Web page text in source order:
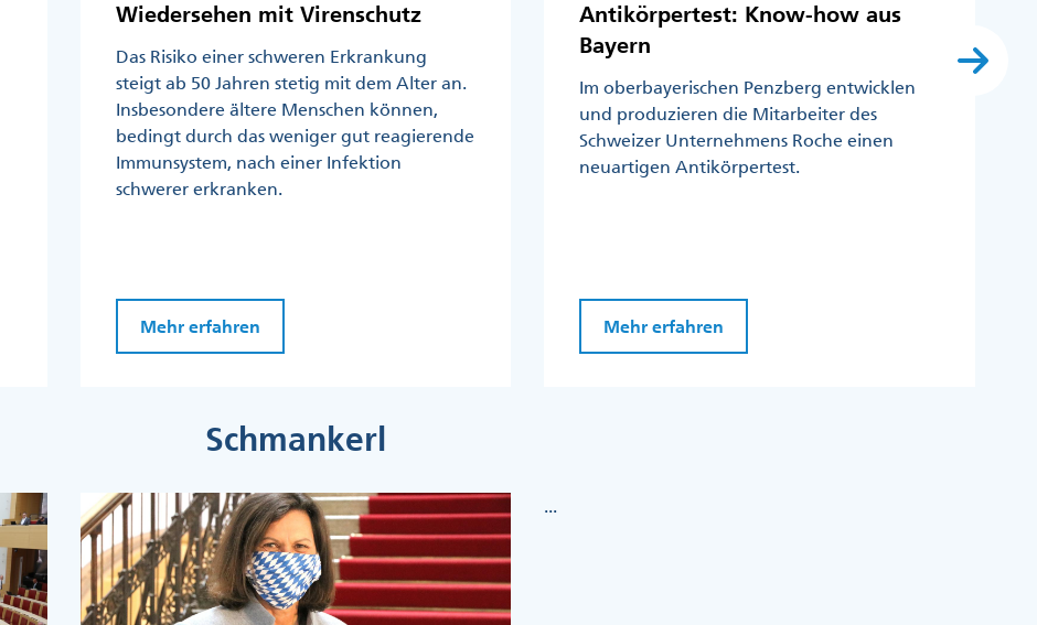
Wiedersehen mit Virenschutz
Das Risiko einer schweren Erkrankung
steigt ab 50 Jahren stetig mit dem Alter an.
Insbesondere ältere Menschen können,
bedingt durch das weniger gut reagierende
Immunsystem, nach einer Infektion
schwerer erkranken.
Mehr erfahren
Antikörpertest: Know-how aus
Bayern
Im oberbayerischen Penzberg entwicklen
und produzieren die Mitarbeiter des
Schweizer Unternehmens Roche einen
neuartigen Antikörpertest.
Mehr erfahren
Schmankerl
...